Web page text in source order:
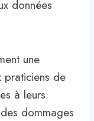
données
une
praticiens de
à leurs
dommages